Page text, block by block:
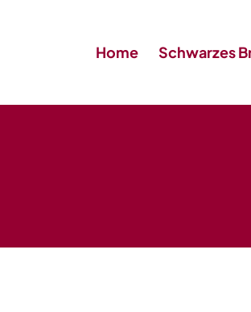
Home Schwarzes